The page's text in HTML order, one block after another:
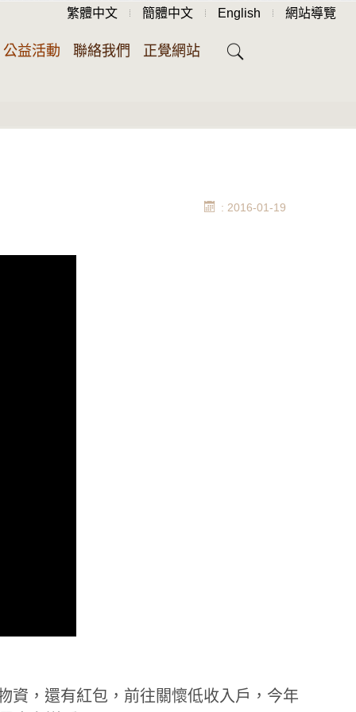
繁體中文 簡體中文 English 網站導覽
公益活動 聯絡我們 正覺網站
: 2016-01-19
資，還有紅包，前往關懷低收入戶，今年